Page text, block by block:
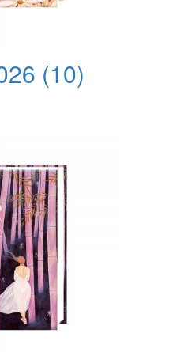
(10)